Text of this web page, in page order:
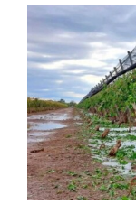
imagen
más
grande